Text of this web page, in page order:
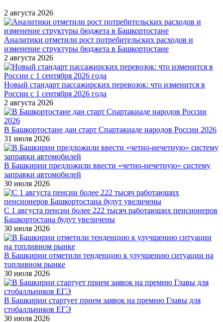
2 августа 2026
Аналитики отметили рост потребительских расходов и
изменение структуры бюджета в Башкортостане
2 августа 2026
Новый стандарт пассажирских перевозок: что изменится в
России с 1 сентября 2026 года
2 августа 2026
В Башкортостане дан старт Спартакиаде народов России 2026
31 июля 2026
В Башкирии предложили ввести «четно-нечетную» систему
заправки автомобилей
30 июля 2026
С 1 августа пенсии более 222 тысяч работающих пенсионеров
Башкортостана будут увеличены
30 июля 2026
В Башкирии отметили тенденцию к улучшению ситуации на
топливном рынке
30 июля 2026
В Башкирии стартует прием заявок на премию Главы для
стобалльников ЕГЭ
30 июля 2026